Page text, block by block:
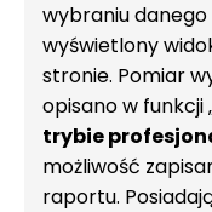
wybraniu
wyświetlony
stronie. Pomiar
opisano w funkcji
trybie
możliwość
raportu.